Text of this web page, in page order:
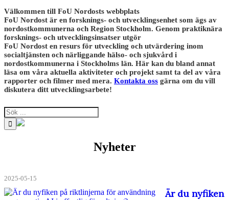
Välkommen till FoU Nordosts webbplats
FoU Nordost är en forsknings- och utvecklingsenhet som ägs av
nordostkommunerna och Region Stockholm. Genom praktiknära
forsknings- och utvecklingsinsatser utgör
FoU Nordost en resurs för utveckling och utvärdering inom
socialtjänsten och närliggande hälso- och sjukvård i
nordostkommunerna i Stockholms län. Här kan du bland annat
läsa om våra aktuella aktiviteter och projekt samt ta del av våra
rapporter och filmer med mera. Kontakta oss gärna om du vill
diskutera ditt utvecklingsarbete!
Nyheter
2025-05-15
Är du nyfiken